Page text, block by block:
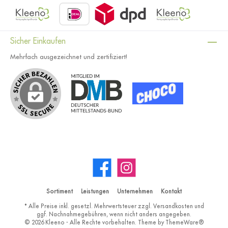
Sicher Einkaufen
Mehrfach ausgezeichnet und zertifiziert!
Sortiment Leistungen Unternehmen Kontakt
* Alle Preise inkl. gesetzl. Mehrwertsteuer zzgl. Versandkosten und
ggf. Nachnahmegebühren, wenn nicht anders angegeben.
© 2026 Kleeno - Alle Rechte vorbehalten. Theme by ThemeWare®